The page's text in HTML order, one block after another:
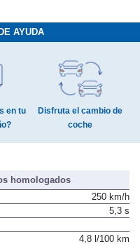
AYUDA
en tu
Disfruta el cambio de
homologados
250 km/h